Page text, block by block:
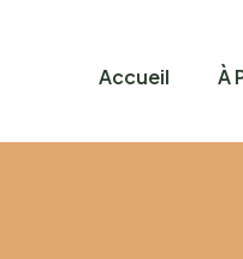
Accueil À